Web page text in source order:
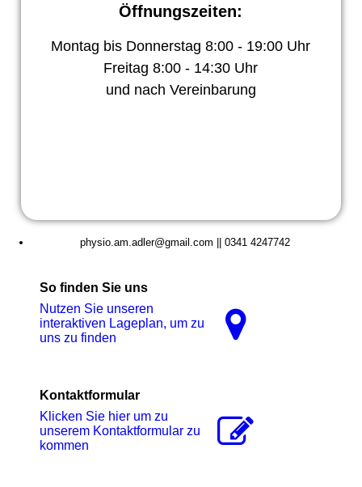
Öffnungszeiten:
Montag bis Donnerstag 8:00 - 19:00 Uhr
Freitag 8:00 - 14:30 Uhr
und nach Vereinbarung
physio.am.adler@gmail.com || 0341 4247742
So finden Sie uns
Nutzen Sie unseren
interaktiven La­ge­plan, um zu
uns zu finden
Kontaktformular
Klicken Sie hier um zu
unserem Kon­takt­for­mu­lar zu
kommen